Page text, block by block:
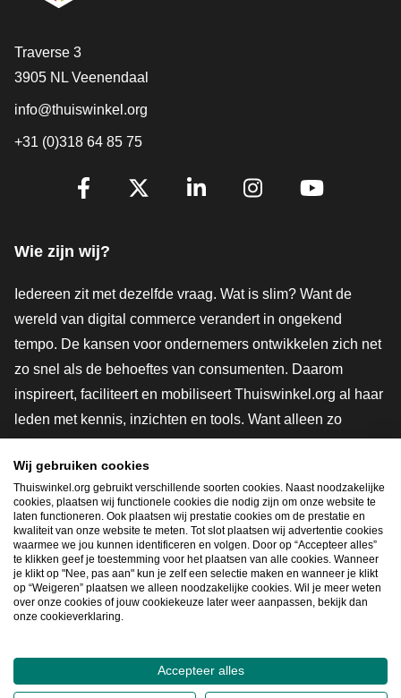
Contact
Traverse 3
3905 NL Veenendaal
info@thuiswinkel.org
+31 (0)318 64 85 75
Volg je ons al?
Wie zijn wij?
Iedereen zit met dezelfde vraag. Wat is slim? Want de
wereld van digital commerce verandert in ongekend
tempo. De kansen voor ondernemers ontwikkelen zich net
zo snel als de behoeftes van consumenten. Daarom
inspireert, faciliteert en mobiliseert Thuiswinkel.org al haar
leden met kennis, inzichten en tools. Want alleen zo
innovatievere toekomst. Dus groei ook mee en maak
shoppen slimmer.
Lid worden
Snel navigeren
Wij gebruiken cookies
Thuiswinkel.org gebruikt verschillende soorten cookies. Naast noodzakelijke
cookies, plaatsen wij functionele cookies die nodig zijn om onze website te
laten functioneren. Ook plaatsen wij prestatie cookies om de prestatie en
kwaliteit van onze website te meten. Tot slot plaatsen wij advertentie cookies
waarmee we jou kunnen identificeren en volgen. Door op “Accepteer alles”
te klikken geef je toestemming voor het plaatsen van alle cookies. Wanneer
je klikt op "Nee, pas aan" kun je zelf een selectie maken en wanneer je klikt
op “Weigeren” plaatsen we alleen noodzakelijke cookies. Wil je meer weten
over onze cookies of jouw cookiekeuze later weer aanpassen, bekijk dan
onze cookieverklaring.
Accepteer alles